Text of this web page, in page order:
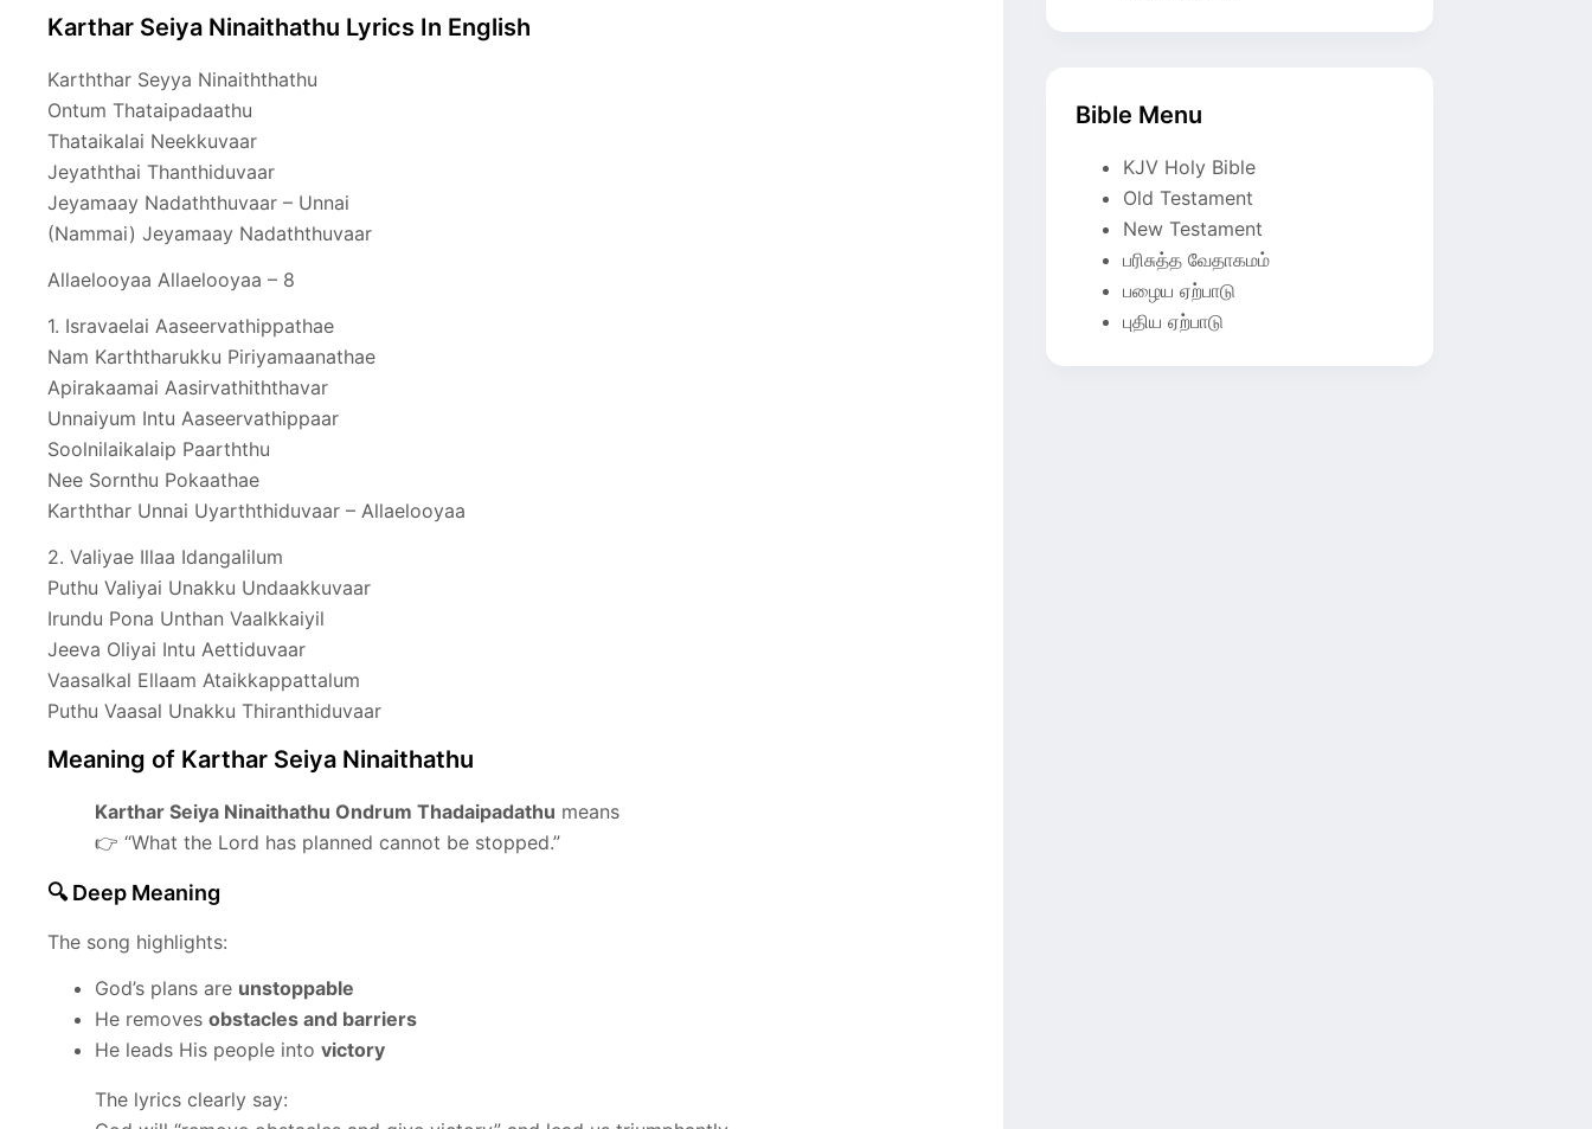
Karthar Seiya Ninaithathu Lyrics In English
Karththar Seyya Ninaiththathu
Ontum Thataipadaathu
Thataikalai Neekkuvaar
Jeyaththai Thanthiduvaar
Jeyamaay Nadaththuvaar – Unnai
(Nammai) Jeyamaay Nadaththuvaar
Allaelooyaa Allaelooyaa – 8
1. Isravaelai Aaseervathippathae
Nam Karththarukku Piriyamaanathae
Apirakaamai Aasirvathiththavar
Unnaiyum Intu Aaseervathippaar
Soolnilaikalaip Paarththu
Nee Sornthu Pokaathae
Karththar Unnai Uyarththiduvaar – Allaelooyaa
2. Valiyae Illaa Idangalilum
Puthu Valiyai Unakku Undaakkuvaar
Irundu Pona Unthan Vaalkkaiyil
Jeeva Oliyai Intu Aettiduvaar
Vaasalkal Ellaam Ataikkappattalum
Puthu Vaasal Unakku Thiranthiduvaar
Meaning of Karthar Seiya Ninaithathu
Karthar Seiya Ninaithathu Ondrum Thadaipadathu means
👉 “What the Lord has planned cannot be stopped.”
🔍 Deep Meaning
The song highlights:
God’s plans are unstoppable
He removes obstacles and barriers
He leads His people into victory
The lyrics clearly say:
Bible Menu
KJV Holy Bible
Old Testament
New Testament
பரிசுத்த வேதாகமம்
பழைய ஏற்பாடு
புதிய ஏற்பாடு